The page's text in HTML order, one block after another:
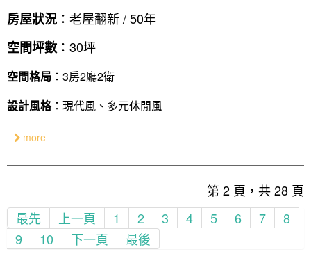
房屋狀況 ：老屋翻新 / 50年
空間坪數 ：30坪
空間格局 ：3房2廳2衛
設計風格：現代風、多元休閒風
more
第 2 頁，共 28 頁
最先
上一頁 1 2 3 4 5 6 7
8
9
10 下一頁 最後